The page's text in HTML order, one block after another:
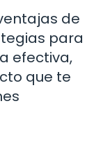
de
para
efectiva,
que te